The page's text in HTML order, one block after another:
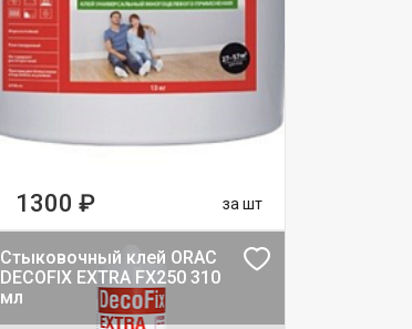
1300 ₽ за шт
Стыковочный клей ORAC
DECOFIX EXTRA FX250 310
мл